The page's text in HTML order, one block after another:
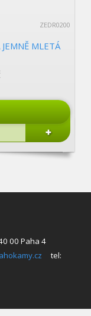
ZEDR0200
MLETÁ
00 Paha 4
tel: